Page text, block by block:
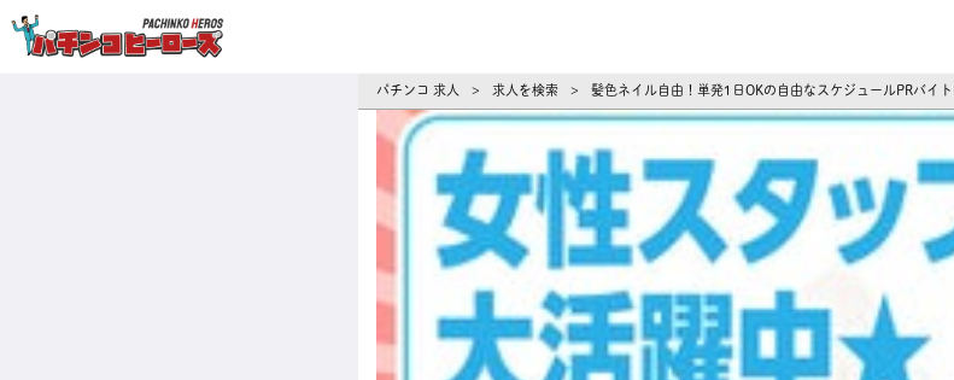
パチンコ 求人 > 求人を検索 > 髪色ネイル自由！単発1日OKの自由なスケジュールPRバ